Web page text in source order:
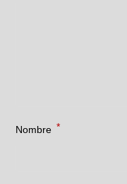
Nombre *